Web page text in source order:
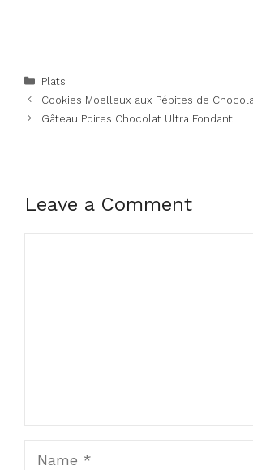
Categories
Plats
Cookies Moelleux aux Pépites de
Gâteau Poires Chocolat Ultra Fondant
Leave a Comment